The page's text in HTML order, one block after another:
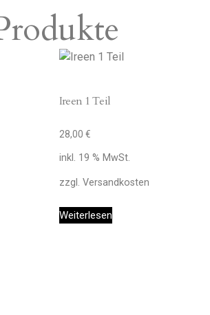
Ireen 1 Teil
28,00 €
inkl. 19 % MwSt.
zzgl. Versandkosten
Weiterlesen